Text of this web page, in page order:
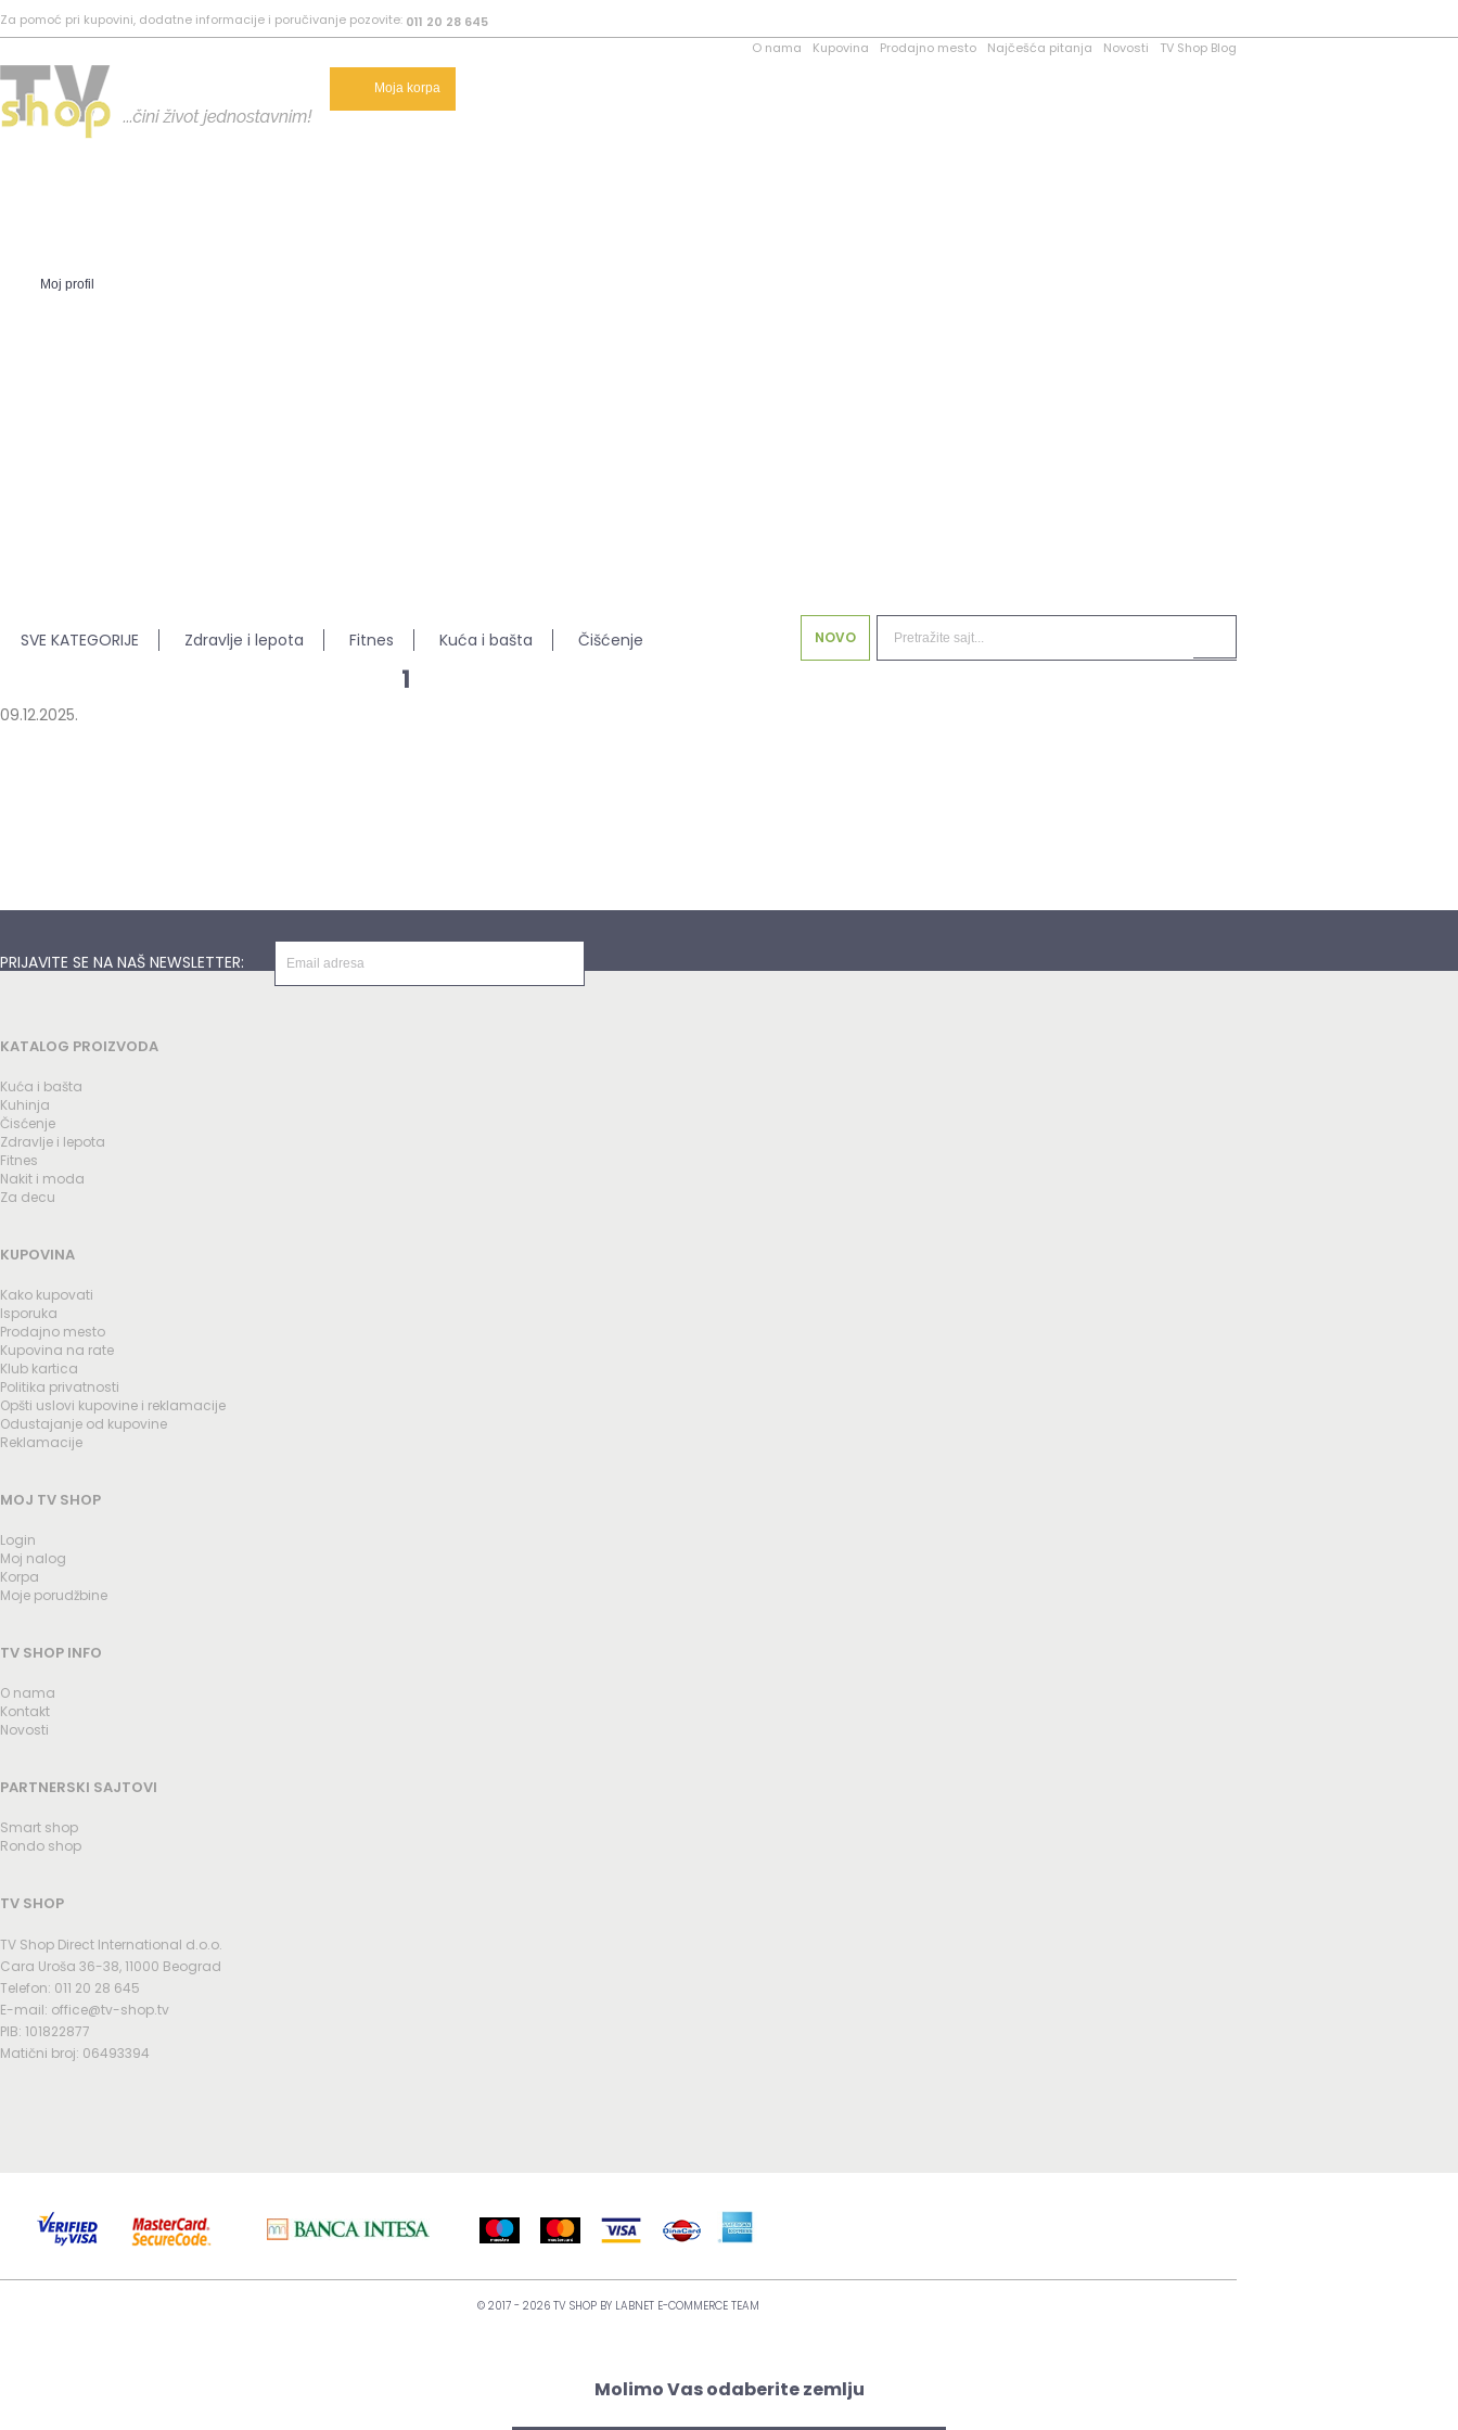
Za pomoć pri kupovini, dodatne informacije i poručivanje pozovite: 011 20 28 645
O nama
Kupovina Prodajno mesto Najčešća pitanja Novosti TV Shop Blog
Moj profil
SVE KATEGORIJE Zdravlje i lepota Fitnes Kuća i bašta Čišćenje NOVO
1
09.12.2025.
PRIJAVITE SE NA NAŠ NEWSLETTER:
KATALOG PROIZVODA
Kuća i bašta
Kuhinja
Čisćenje
Zdravlje i lepota
Fitnes
Nakit i moda
Za decu
KUPOVINA
Kako kupovati
Isporuka
Prodajno mesto
Kupovina na rate
Klub kartica
Politika privatnosti
Opšti uslovi kupovine i reklamacije
Odustajanje od kupovine
Reklamacije
MOJ TV SHOP
Login
Moj nalog
Korpa
Moje porudžbine
TV SHOP INFO
O nama
Kontakt
Novosti
PARTNERSKI SAJTOVI
Smart shop
Rondo shop
TV SHOP
TV Shop Direct International d.o.o.
Cara Uroša 36-38, 11000 Beograd
Telefon: 011 20 28 645
E-mail: office@tv-shop.tv
PIB: 101822877
Matični broj: 06493394
© 2017 - 2026 TV SHOP BY LABNET E-COMMERCE TEAM
Molimo Vas odaberite zemlju